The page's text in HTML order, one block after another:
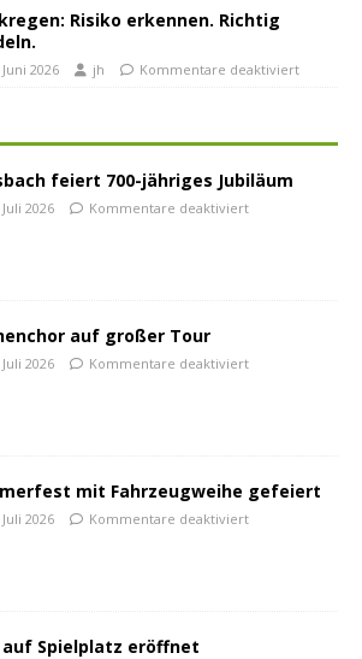
Risiko erkennen. Richtig
2026 jh Kommentare deaktiviert
feiert 700-jähriges Jubiläum
2026 Kommentare deaktiviert
auf großer Tour
Juli 2026 Kommentare deaktiviert
mit Fahrzeugweihe gefeiert
2026 Kommentare deaktiviert
Spielplatz eröffnet